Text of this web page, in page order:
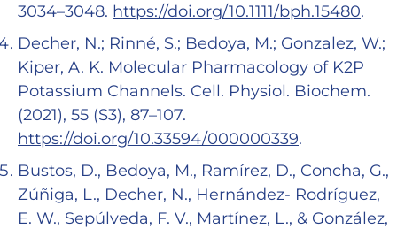
3034–3048. https://doi.org/10.1111/bph.15480.
Decher, N.; Rinné, S.; Bedoya, M.; Gonzalez, W.;
Kiper, A. K. Molecular Pharmacology of K2P
Potassium Channels. Cell. Physiol. Biochem.
(2021), 55 (S3), 87–107.
https://doi.org/10.33594/000000339.
Bustos, D., Bedoya, M., Ramírez, D., Concha, G.,
Zúñiga, L., Decher, N., Hernández- Rodríguez,
E. W., Sepúlveda, F. V., Martínez, L., & González,